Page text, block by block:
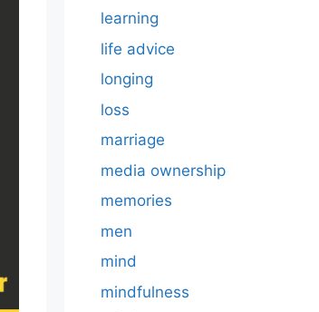
learning
life advice
longing
loss
marriage
media ownership
memories
men
mind
mindfulness